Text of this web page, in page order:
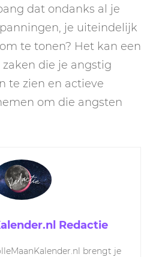
dat ondanks al je
je uiteindelijk
te tonen? Het kan een
die je angstig
te zien en actieve
om die angsten
Redactie
brengt je